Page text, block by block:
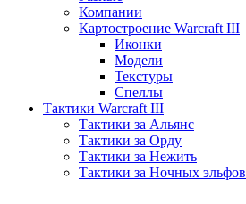
Компании
Картостроение Warcraft III
Иконки
Модели
Текстуры
Спеллы
Тактики Warcraft III
Тактики за Альянс
Тактики за Орду
Тактики за Нежить
Тактики за Ночных эльфов